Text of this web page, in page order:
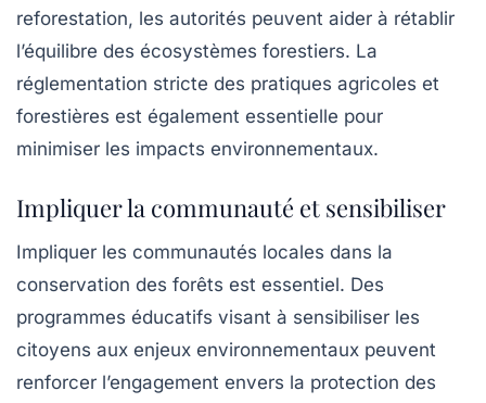
reforestation, les autorités peuvent aider à rétablir
l’équilibre des écosystèmes forestiers. La
réglementation stricte des pratiques agricoles et
forestières est également essentielle pour
minimiser les impacts environnementaux.
Impliquer la communauté et sensibiliser
Impliquer les communautés locales dans la
conservation des forêts est essentiel. Des
programmes éducatifs visant à sensibiliser les
citoyens aux enjeux environnementaux peuvent
renforcer l’engagement envers la protection des